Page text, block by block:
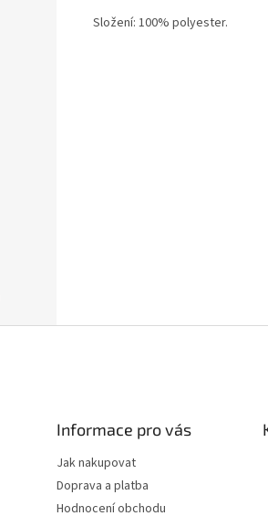
Složení: 100% polyester.
Informace pro vás
Jak nakupovat
Doprava a platba
Hodnocení obchodu